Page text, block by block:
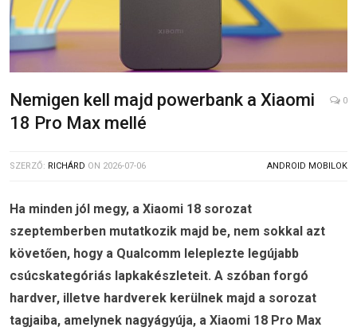
Nemigen kell majd powerbank a Xiaomi
18 Pro Max mellé
0
SZERZŐ: RICHÁRD ON 2026-07-06 ANDROID MOBILOK
Ha minden jól megy, a Xiaomi 18 sorozat
szeptemberben mutatkozik majd be, nem sokkal azt
követően, hogy a Qualcomm leleplezte legújabb
csúcskategóriás lapkakészleteit. A szóban forgó
hardver, illetve hardverek kerülnek majd a sorozat
tagjaiba, amelynek nagyágyúja, a Xiaomi 18 Pro Max